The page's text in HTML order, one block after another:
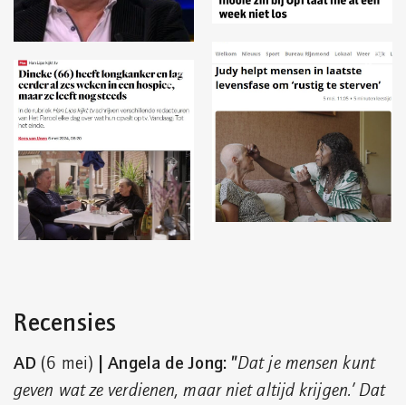
Recensies
AD (6 mei) | Angela de Jong: ”Dat je mensen kunt
geven wat ze verdienen, maar niet altijd krijgen.’ Dat